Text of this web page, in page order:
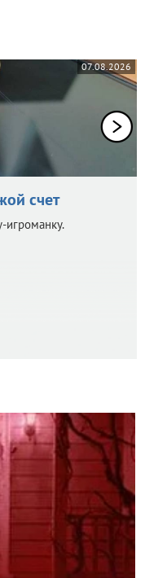
07.08.2026
счет
игроманку.